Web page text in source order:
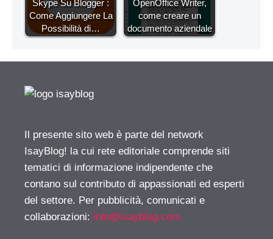
Skype Su Blogger :
Come Aggiungere La
Possibilità di…
OpenOffice Writer,
come creare un
documento aziendale
Il presente sito web è parte del network
IsayBlog! la cui rete editoriale comprende siti
tematici di informazione indipendente che
contano sul contributo di appassionati ed esperti
del settore. Per pubblicità, comunicati e
collaborazioni: info@isayblog.com